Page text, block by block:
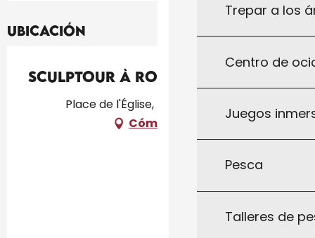
Trepar a los
Centro de
Juegos
Pesca
Talleres de
Ubicación
SculpTour à Rouffilhac
Place de l'Église, 46300 Rouffilhac
Cómo llegar